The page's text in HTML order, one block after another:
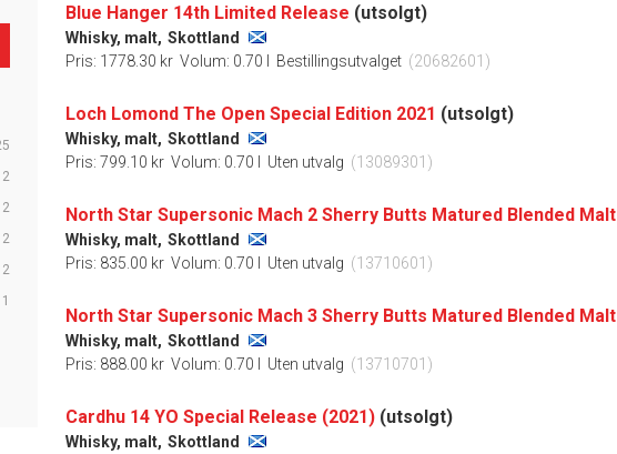
2
1
Blue Hanger 14th Limited Release (utsolgt)
Whisky, malt, Skottland
Pris: 1778.30 kr Volum: 0.70 l Bestillingsutvalget (20682601)
Loch Lomond The Open Special Edition 2021 (utsolgt)
Whisky, malt, Skottland
Pris: 799.10 kr Volum: 0.70 l Uten utvalg (13089301)
North Star Supersonic Mach 2 Sherry Butts Matured Blended Malt
Whisky, malt, Skottland
Pris: 835.00 kr Volum: 0.70 l Uten utvalg (13710601)
North Star Supersonic Mach 3 Sherry Butts Matured Blended Malt
Whisky, malt, Skottland
Pris: 888.00 kr Volum: 0.70 l Uten utvalg (13710701)
Cardhu 14 YO Special Release (2021) (utsolgt)
Whisky, malt, Skottland